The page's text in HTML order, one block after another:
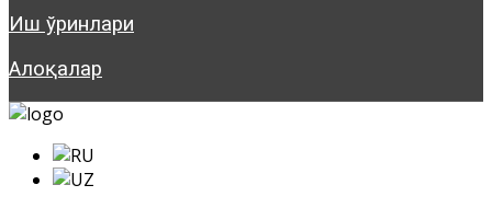
Иш ўринлари
Алоқалар